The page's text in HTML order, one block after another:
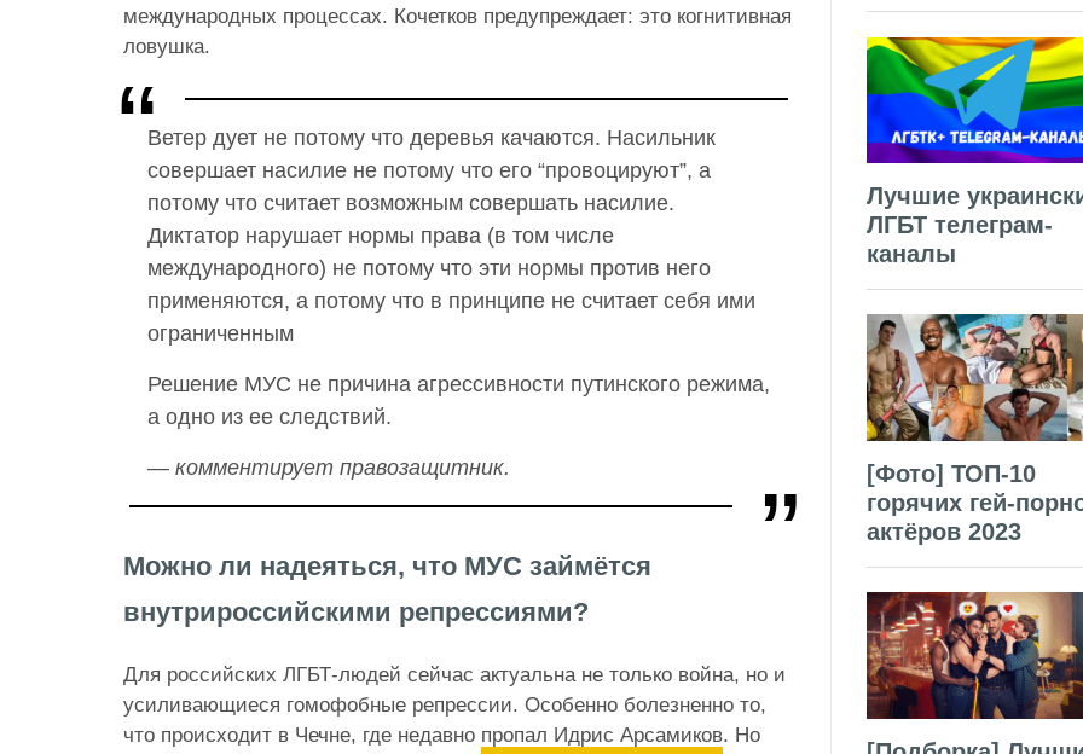
международных процессах. Кочетков предупреждает: это когнитивная
ловушка.
Ветер дует не потому что деревья качаются. Насильник
совершает насилие не потому что его “провоцируют”, а
потому что считает возможным совершать насилие.
Диктатор нарушает нормы права (в том числе
международного) не потому что эти нормы против него
применяются, а потому что в принципе не считает себя ими
ограниченным
Решение МУС не причина агрессивности путинского режима,
а одно из ее следствий.
— комментирует правозащитник.
Можно ли надеяться, что МУС займётся
внутрироссийскими репрессиями?
Для российских ЛГБТ-людей сейчас актуальна не только война, но и
усиливающиеся гомофобные репрессии. Особенно болезненно то,
что происходит в Чечне, где недавно пропал Идрис Арсамиков. Но
Лучшие
ЛГБТ телеграм-
каналы
[Фото] ТОП-10
горячих гей-
актёров 2023